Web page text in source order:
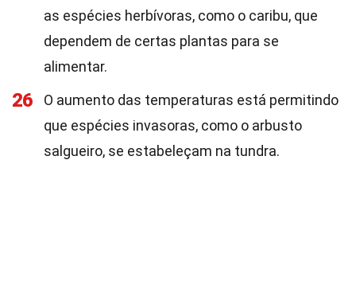
as espécies herbívoras, como o caribu, que
dependem de certas plantas para se
alimentar.
26
O aumento das temperaturas está permitindo
que espécies invasoras, como o arbusto
salgueiro, se estabeleçam na tundra.